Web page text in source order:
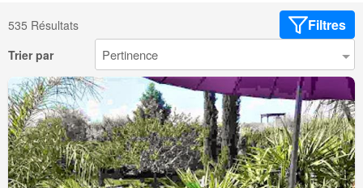
535 Résultats Filtres
Trier par